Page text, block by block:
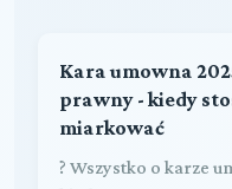
Kara umowna
prawny - kiedy
miarkować
? Wszystko o karze